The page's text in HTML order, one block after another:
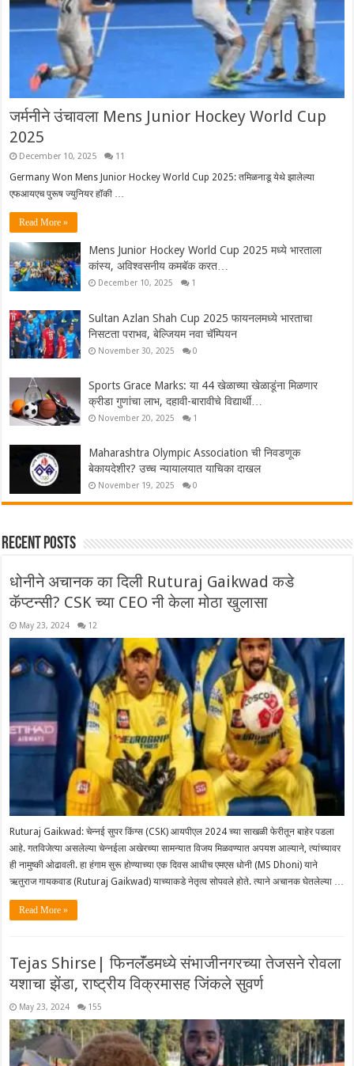
जर्मनीने उंचावला Mens Junior Hockey World Cup
2025
December 10, 2025 11
Germany Won Mens Junior Hockey World Cup 2025: तमिळनाडू येथे झालेल्या
एफआयएच पुरूष ज्युनियर हॉकी …
Read More »
Mens Junior Hockey World Cup 2025 मध्ये भारताला
कांस्य, अविश्वसनीय कमबॅक करत…
December 10, 2025 1
Sultan Azlan Shah Cup 2025 फायनलमध्ये भारताचा
निसटता पराभव, बेल्जियम नवा चॅम्पियन
November 30, 2025 0
Sports Grace Marks: या 44 खेळाच्या खेळाडूंना मिळणार
क्रीडा गुणांचा लाभ, दहावी-बारावीचे विद्यार्थी…
November 20, 2025 1
Maharashtra Olympic Association ची निवडणूक
बेकायदेशीर? उच्च न्यायालयात याचिका दाखल
November 19, 2025 0
Recent Posts
धोनीने अचानक का दिली Ruturaj Gaikwad कडे
कॅप्टन्सी? CSK च्या CEO नी केला मोठा खुलासा
May 23, 2024 12
Ruturaj Gaikwad: चेन्नई सुपर किंग्स (CSK) आयपीएल 2024 च्या साखळी फेरीतून बाहेर पडला
आहे. गतविजेत्या असलेल्या चेन्नईला अखेरच्या सामन्यात विजय मिळवण्यात अपयश आल्याने, त्यांच्यावर
ही नामुष्की ओढावली. हा हंगाम सुरू होण्याच्या एक दिवस आधीच एमएस धोनी (MS Dhoni) याने‌
ऋतुराज गायकवाड ‌(Ruturaj Gaikwad) याच्याकडे नेतृत्व सोपवले होते. त्याने अचानक घेतलेल्या …
Read More »
Tejas Shirse| फिनलॅंडमध्ये संभाजीनगरच्या तेजसने रोवला
यशाचा झेंडा, राष्ट्रीय विक्रमासह जिंकले सुवर्ण
May 23, 2024 155